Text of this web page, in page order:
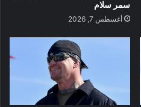
سمر سلام
أغسطس 7, 2026